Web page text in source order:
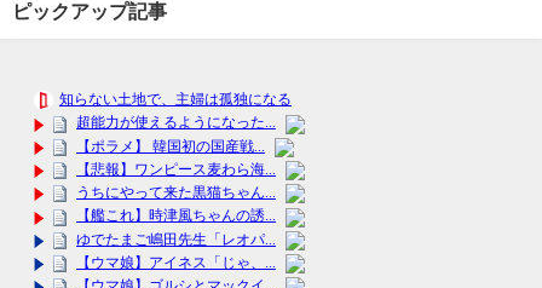
ピックアップ記事